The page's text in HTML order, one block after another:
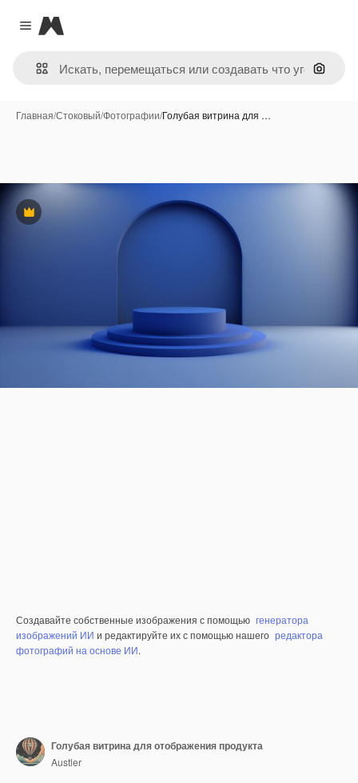
Close menu
Magnific
Поиск
Главная/Стоковый/Фотографии/Голубая витрина для …
Премиум
Создавайте собственные изображения с помощью генератора
изображений ИИ и редактируйте их с помощью нашего редактора
фотографий на основе ИИ.
Голубая витрина для отображения продукта
Austler